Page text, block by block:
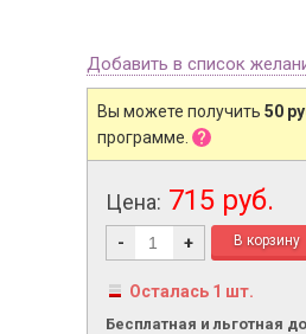
Добавить в список
Вы можете получить 50
программе.
Цена: 715 руб.
- +
Осталась 1 шт.
Бесплатная и льготная